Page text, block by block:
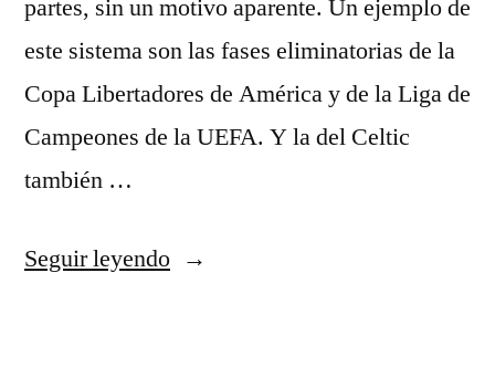
partes, sin un motivo aparente. Un ejemplo de
este sistema son las fases eliminatorias de la
Copa Libertadores de América y de la Liga de
Campeones de la UEFA. Y la del Celtic
también …
Seguir leyendo«camiseta